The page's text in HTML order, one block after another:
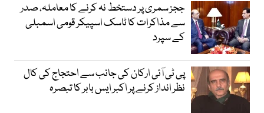
ججز سمری پر دستخط نہ کرنے کا معاملہ، صدر
سے مذاکرات کا ٹاسک اسپیکر قومی اسمبلی
کے سپرد
پی ٹی آئی ارکان کی جانب سے احتجاج کی کال
نظر انداز کرنے پر اکبر ایس بابر کا تبصرہ